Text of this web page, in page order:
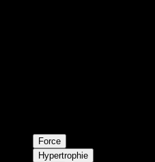
Force
Hypertrophie